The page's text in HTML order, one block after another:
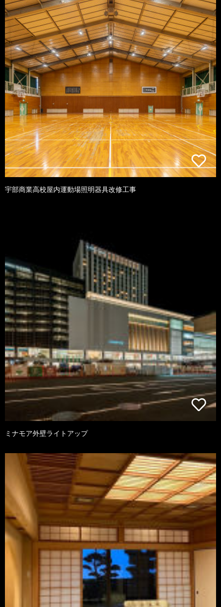
宇部商業高校屋内運動場照明器具改修工事
ミナモア外壁ライトアップ